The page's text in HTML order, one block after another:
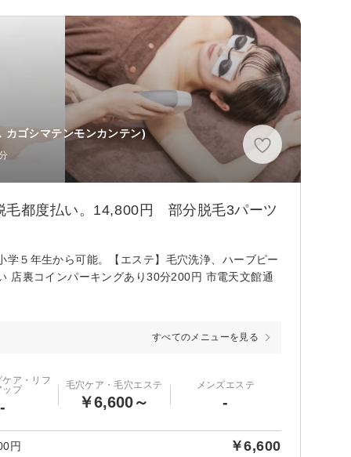
カゴシマテンモンカンテン)
毛都度払い。14,800円 部分脱毛3パーツ
５年生から可能。【エステ】毛穴洗浄、ハーブピー
店裏コインパーキングあり30分200円 市電天文館通
すべてのメニューを見る
ア・リフ
ップ
-
毛穴ケア・毛穴エステ
￥6,600～
メンズエステ
-
円 ￥6,600